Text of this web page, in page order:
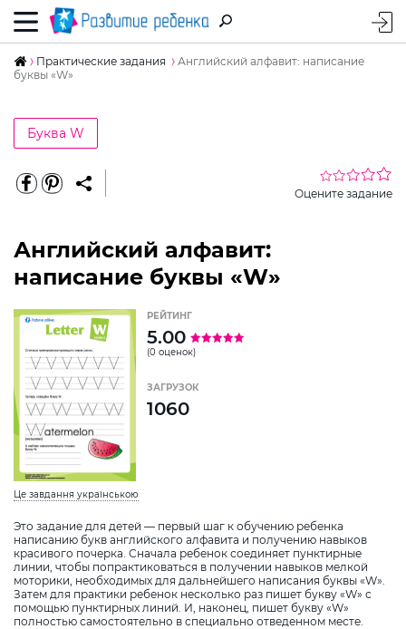
Практические задания
Английский алфавит: написание
буквы «W»
Буква W
Оцените задание
Английский алфавит:
написание буквы «W»
Це завдання українською
Это задание для детей — первый шаг к обучению ребенка
написанию букв английского алфавита и получению навыков
красивого почерка. Сначала ребенок соединяет пунктирные
линии, чтобы попрактиковаться в получении навыков мелкой
моторики, необходимых для дальнейшего написания буквы «W».
Затем для практики ребенок несколько раз пишет букву «W» с
помощью пунктирных линий. И, наконец, пишет букву «W»
полностью самостоятельно в специально отведенном месте.
РЕЙТИНГ
5.00
(0 оценок)
ЗАГРУЗОК
1060